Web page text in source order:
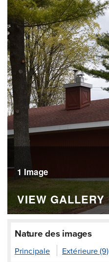
1 Image
VIEW GALLERY
Nature des images
Principale Extérieure (9)